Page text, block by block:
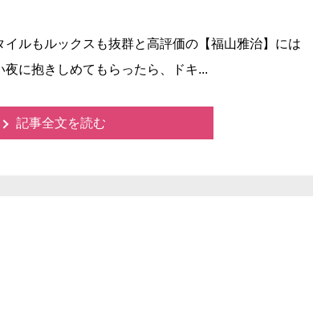
ルもルックスも抜群と高評価の【福山雅治】には
夜に抱きしめてもらったら、ドキ...
記事全文を読む